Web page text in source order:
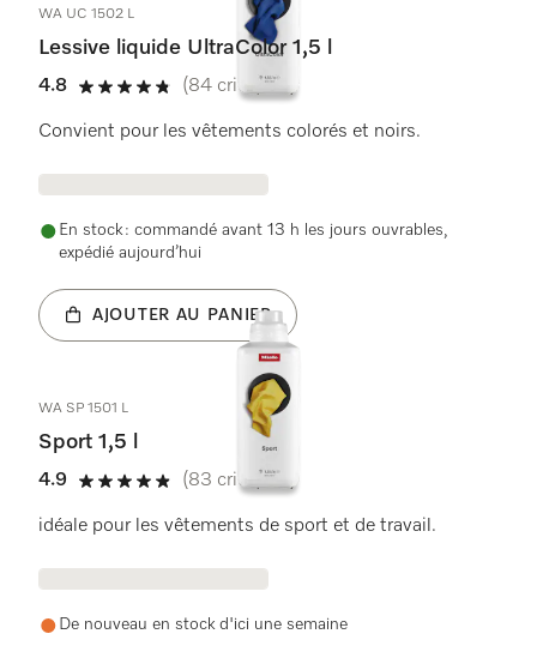
WA UC 1502 L
Lessive liquide UltraColor 1,5 l
4.8
4.8 étoiles sur 5
(84 critiques)
Convient pour les vêtements colorés et noirs.
En stock : commandé avant 13 h les jours ouvrables,
expédié aujourd’hui
AJOUTER AU PANIER
WA SP 1501 L
Sport 1,5 l
4.9
4.9 étoiles sur 5
(83 critiques)
idéale pour les vêtements de sport et de travail.
De nouveau en stock d'ici une semaine